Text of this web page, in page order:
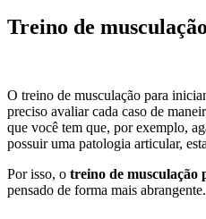
Treino de
O treino de musculação para
preciso avaliar cada caso de
que você tem que, por exemplo,
possuir uma patologia articular,
Por isso, o treino de musculação
pensado de forma mais abrangente.